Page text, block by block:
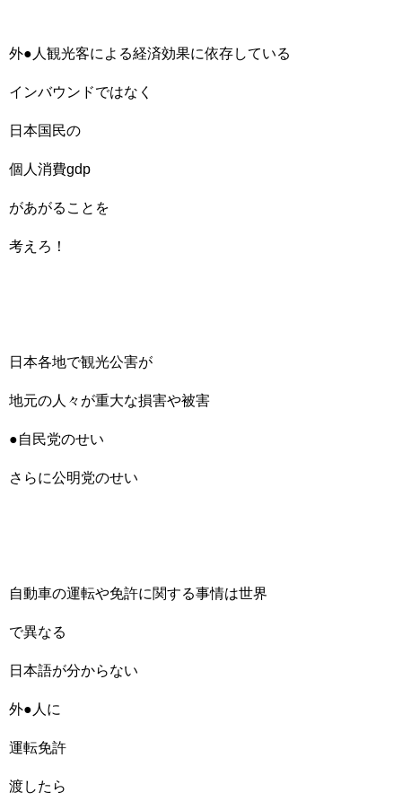
外●人観光客による経済効果に依存している
インバウンドではなく
日本国民の
個人消費gdp
があがることを
考えろ！
日本各地で観光公害が
地元の人々が重大な損害や被害
●自民党のせい
さらに公明党のせい
自動車の運転や免許に関する事情は世界
で異なる
日本語が分からない
外●人に
運転免許
渡したら